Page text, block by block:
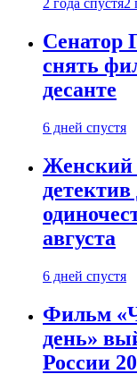
2 года спустя2
Сенатор
снять
десанте
6 дней спустя
Женский
августа
6 дней спустя
Фильм
день»
России